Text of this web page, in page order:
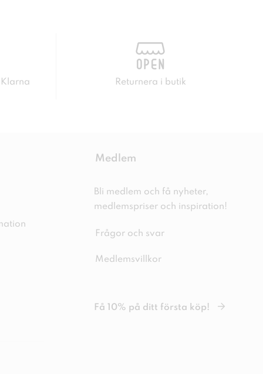
Returnera i butik
Medlem
Bli medlem och få nyheter,
medlemspriser och inspiration!
Frågor och svar
Medlemsvillkor
Få 10% på ditt första köp!